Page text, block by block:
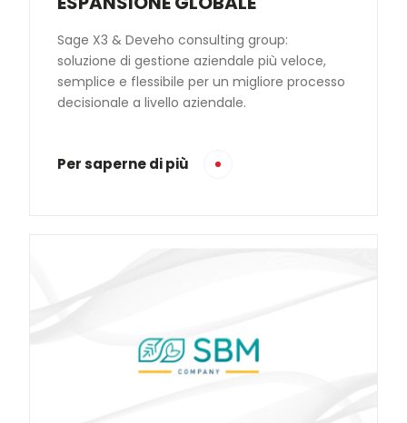
Sage X3 & Deveho consulting group:
soluzione di gestione aziendale più veloce,
semplice e flessibile per un migliore processo
decisionale a livello aziendale.
Per saperne di più